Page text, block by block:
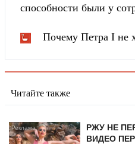
способности были у
Почему Петра I не
Читайте также
РЖУ НЕ
ВИДЕО